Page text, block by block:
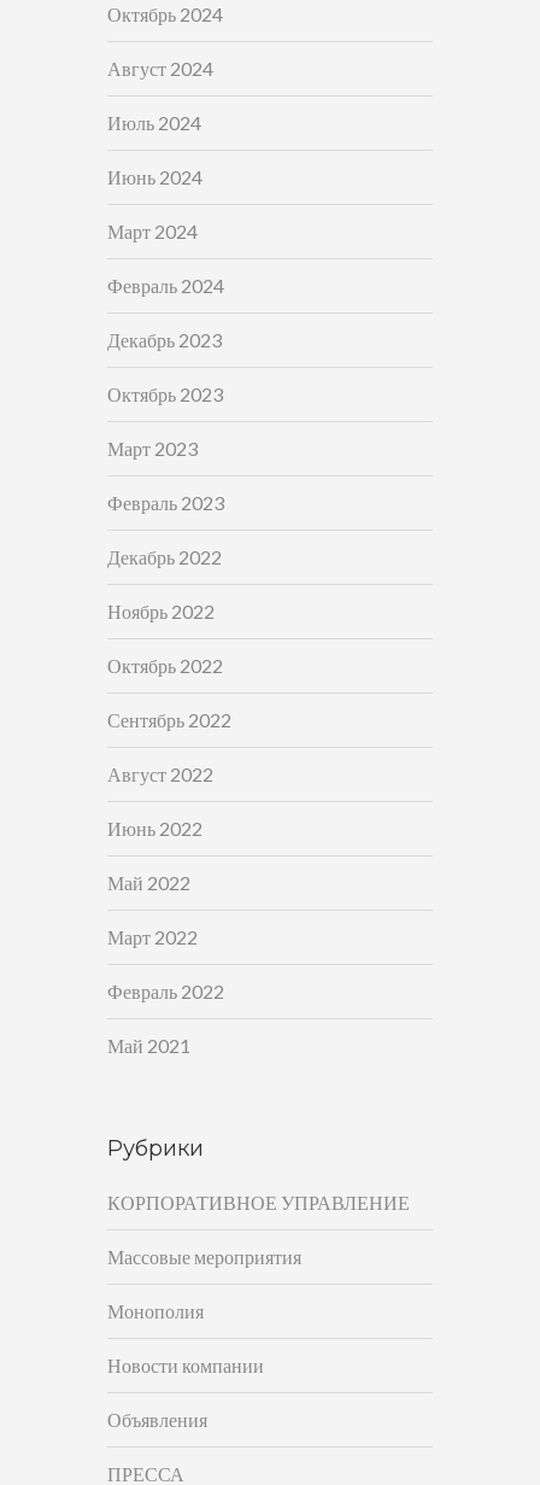
Октябрь 2024
Август 2024
Июль 2024
Июнь 2024
Март 2024
Февраль 2024
Декабрь 2023
Октябрь 2023
Март 2023
Февраль 2023
Декабрь 2022
Ноябрь 2022
Октябрь 2022
Сентябрь 2022
Август 2022
Июнь 2022
Май 2022
Март 2022
Февраль 2022
Май 2021
Рубрики
КОРПОРАТИВНОЕ УПРАВЛЕНИЕ
Массовые мероприятия
Монополия
Новости компании
Объявления
ПРЕССА